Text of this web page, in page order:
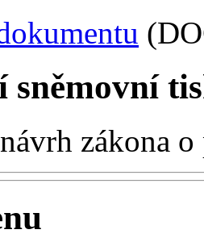
sněmovní
zákona